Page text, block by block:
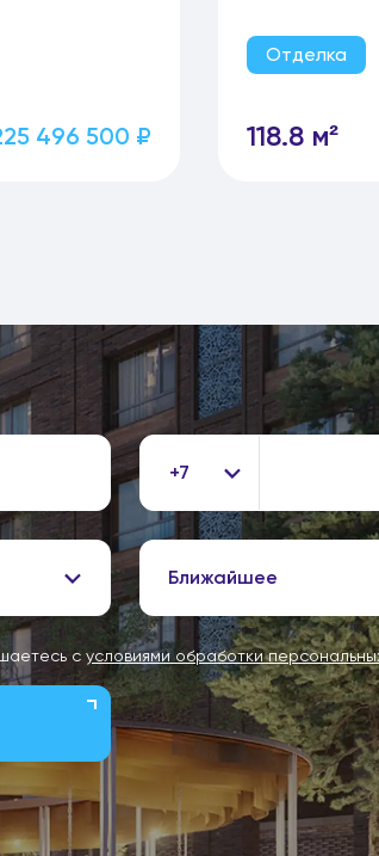
496 500 ₽
Отделка
118.8 м²
+7
Ближайшее
с условиями обработки